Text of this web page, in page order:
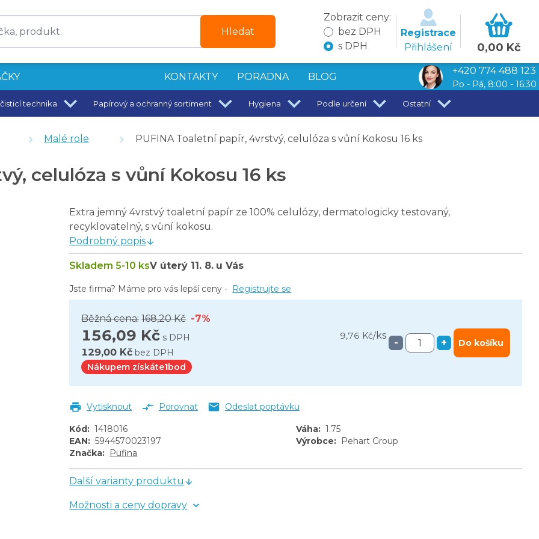
Hledat
Zobrazit ceny:
bez DPH
s DPH
Registrace
Přihlášení
0,00 Kč
KONTAKTY PORADNA BLOG
+420 774 488 123
Po - Pá, 8:00 - 16:30
technika Papírový a ochranný sortiment Hygiena Podle určení Ostatní
- heřmánek - 24 ks
Malé role PUFINA Toaletní papír, 4vrstvý, celulóza s vůní Kokosu 16 ks
celulóza s vůní Kokosu 16 ks
Extra jemný 4vrstvý toaletní papír ze 100% celulózy, dermatologicky testovaný,
recyklovatelný, s vůní kokosu.
Podrobný popis
Běžná cena: 168,20 Kč -7%
156,09 Kč s DPH 9,76 Kč/ks
129,00 Kč bez DPH
Nákupem získáte1bod
- + Do košíku
Skladem 5-10 ksV úterý 11. 8. u Vás
Jste firma? Máme pro vás lepší ceny - Registrujte se
Vytisknout Porovnat Odeslat poptávku
Kód: 1418016 Váha: 1.75
EAN: 5944570023197 Výrobce: Pehart Group
Značka: Pufina
Další varianty produktu
Možnosti a ceny dopravy